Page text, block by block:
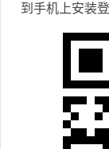
到手机上安装登